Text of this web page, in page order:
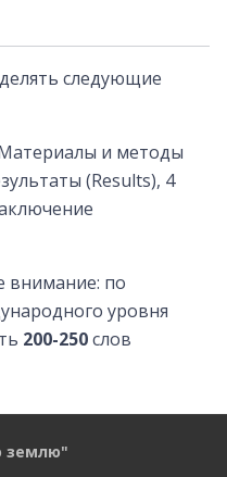
следующие
и методы
(Results), 4
внимание: по
уровня
200-250слов
землю"